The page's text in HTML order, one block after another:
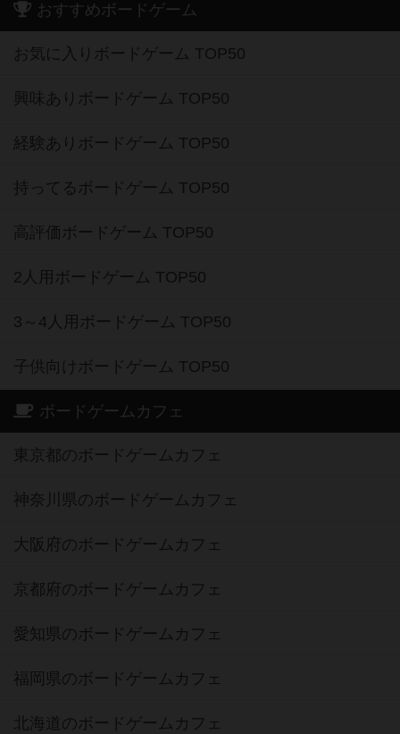
おすすめボードゲーム
お気に入りボードゲーム TOP50
興味ありボードゲーム TOP50
経験ありボードゲーム TOP50
持ってるボードゲーム TOP50
高評価ボードゲーム TOP50
2人用ボードゲーム TOP50
3～4人用ボードゲーム TOP50
子供向けボードゲーム TOP50
ボードゲームカフェ
東京都のボードゲームカフェ
神奈川県のボードゲームカフェ
大阪府のボードゲームカフェ
京都府のボードゲームカフェ
愛知県のボードゲームカフェ
福岡県のボードゲームカフェ
北海道のボードゲームカフェ